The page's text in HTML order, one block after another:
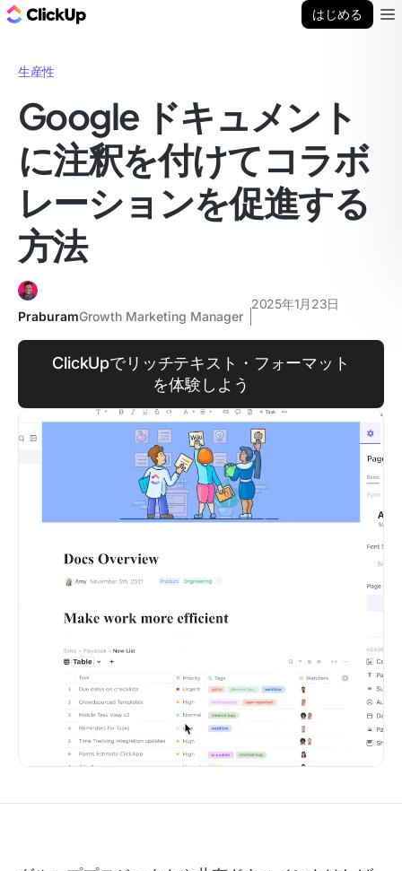
はじめる
生産性
Google ドキュメント
に注釈を付けてコラボ
レーションを促進する
方法
PraburamGrowth Marketing Manager
2025年1月23日
ClickUpでリッチテキスト・フォーマット
を体験しよう